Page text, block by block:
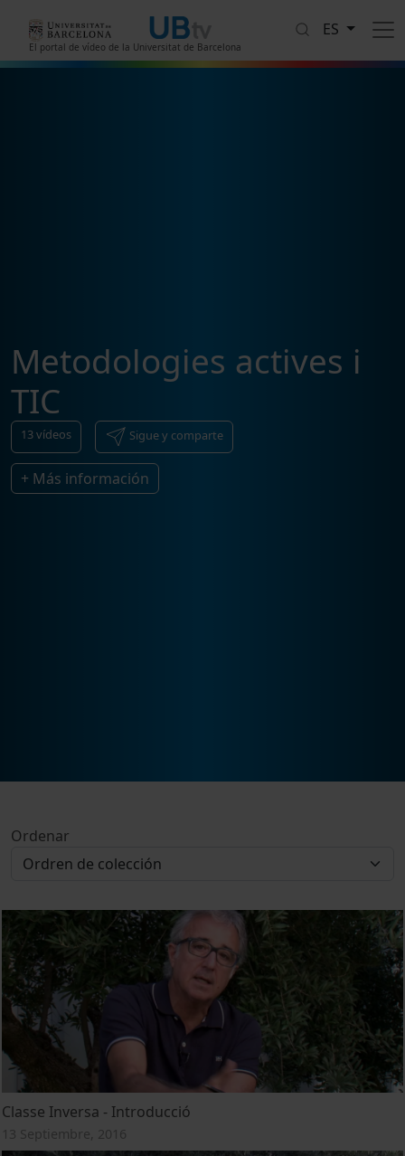
El portal de vídeo de la Universitat de Barcelona
ES
Metodologies actives i
TIC
13vídeos Sigue y comparte
+ Más información
Ordenar
Classe Inversa - Introducció
13 Septiembre, 2016